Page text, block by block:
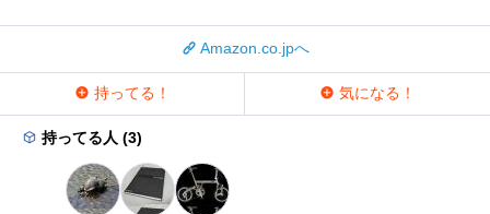
Amazon.co.jpへ
持ってる！ 気になる！
持ってる人 (3)